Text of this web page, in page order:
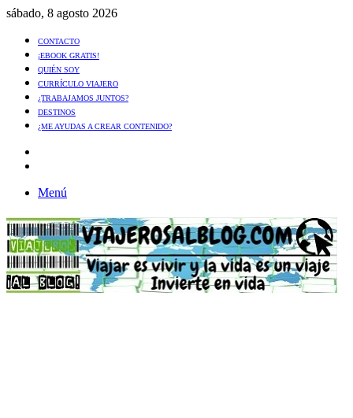
sábado, 8 agosto 2026
CONTACTO
¡EBOOK GRATIS!
QUIÉN SOY
CURRÍCULO VIAJERO
¿TRABAJAMOS JUNTOS?
DESTINOS
¿ME AYUDAS A CREAR CONTENIDO?
Menú